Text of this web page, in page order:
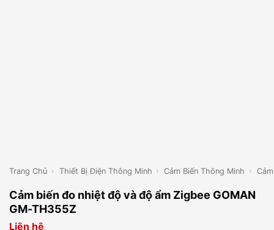
Trang Chủ › Thiết Bị Điện Thông Minh › Cảm Biến Thông Minh ›
Cảm biến đo nhiệt độ và độ ẩm Zigbee GOMAN
GM-TH355Z
Liên hệ